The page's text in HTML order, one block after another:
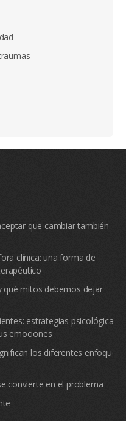
que cambiar también
clínica: una forma de
qué mitos debemos dejar
estrategias psicológicas
emociones
los diferentes enfoques
convierte en el problema